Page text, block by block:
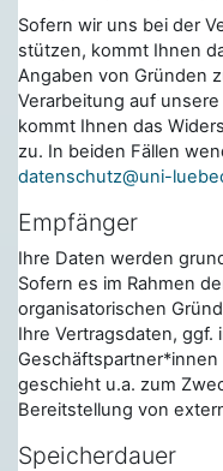
Sofern wir uns bei der
stützen, kommt Ihnen
Angaben von Gründen
Verarbeitung auf
kommt Ihnen das
zu. In beiden Fällen
datenschutz@uni-
Empfänger
Ihre Daten werden
Sofern es im Rahmen
organisatorischen
Ihre Vertragsdaten, ggf.
geschieht u.a. zum
Bereitstellung von
Speicherdauer